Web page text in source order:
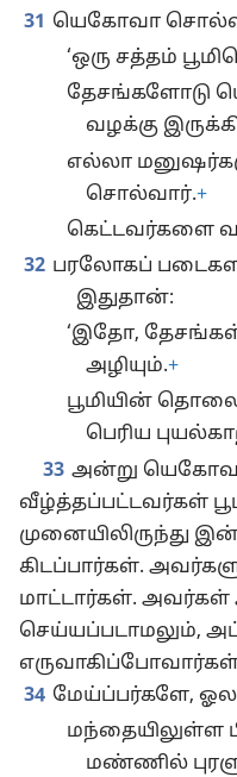
31 யெகோவா
‘ஒரு சத்தம்
தேசங்களோடு
வழக்கு
எல்லா
சொல்வார்.+
கெட்டவர்களை
32 பரலோகப்
இதுதான்:
‘இதோ,
அழியும்.+
பூமியின்
பெரிய
33 அன்று
வீழ்த்தப்பட்டவர்கள்
முனையிலிருந்து
கிடப்பார்கள்.
மாட்டார்கள்.
செய்யப்படாமலும்,
34 மேய்ப்பர்களே,
மந்தையிலுள்ள
மண்ணில்